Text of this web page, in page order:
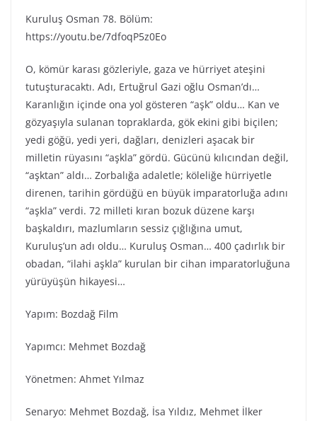
Kuruluş Osman 78. Bölüm:
https://youtu.be/7dfoqP5z0Eo
O, kömür karası gözleriyle, gaza ve hürriyet ateşini
tutuşturacaktı. Adı, Ertuğrul Gazi oğlu Osman’dı…
Karanlığın içinde ona yol gösteren “aşk” oldu… Kan ve
gözyaşıyla sulanan topraklarda, gök ekini gibi biçilen;
yedi göğü, yedi yeri, dağları, denizleri aşacak bir
milletin rüyasını “aşkla” gördü. Gücünü kılıcından değil,
“aşktan” aldı… Zorbalığa adaletle; köleliğe hürriyetle
direnen, tarihin gördüğü en büyük imparatorluğa adını
“aşkla” verdi. 72 milleti kıran bozuk düzene karşı
başkaldırı, mazlumların sessiz çığlığına umut,
Kuruluş’un adı oldu… Kuruluş Osman… 400 çadırlık bir
obadan, “ilahi aşkla” kurulan bir cihan imparatorluğuna
yürüyüşün hikayesi…
Yapım: Bozdağ Film
Yapımcı: Mehmet Bozdağ
Yönetmen: Ahmet Yılmaz
Senaryo: Mehmet Bozdağ, İsa Yıldız, Mehmet İlker